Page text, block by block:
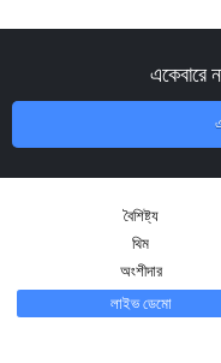
একেবারে
বৈশিষ্ট্য
থিম
অংশীদার
লাইভ ডেমো